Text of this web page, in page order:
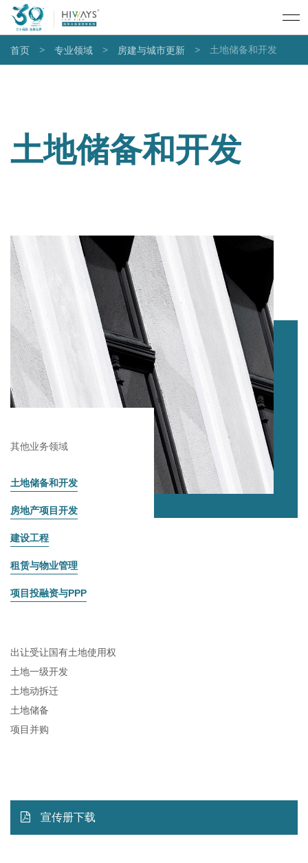
首页 > 专业领域 > 房建与城市更新 > 土地储备和开发
土地储备和开发
其他业务领域
土地储备和开发
房地产项目开发
建设工程
租赁与物业管理
项目投融资与PPP
出让受让国有土地使用权
土地一级开发
土地动拆迁
土地储备
项目并购
宣传册下载